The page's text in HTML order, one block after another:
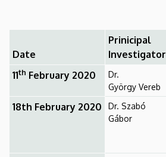
Biology
Date
Prinicipal
Investigator
11th February 2020
Dr.
György Vereb
18th February 2020
Dr. Szabó
Gábor